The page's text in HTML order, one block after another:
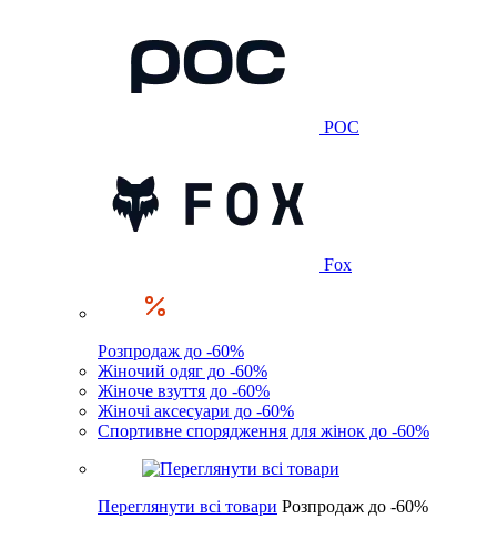
POC
Fox
Розпродаж до -60%
Жіночий одяг до -60%
Жіноче взуття до -60%
Жіночі аксесуари до -60%
Спортивне спорядження для жінок до -60%
Переглянути всі товари Розпродаж до -60%